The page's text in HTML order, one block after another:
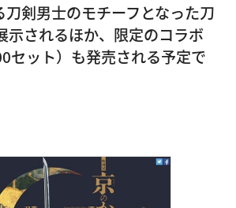
剣男士のモチーフとなった刀
示されるほか、限定のコラボ
セット）も発売される予定で